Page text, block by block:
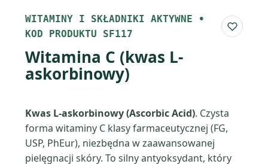
WITAMINY I SKŁADNIKI AKTYWNE •
KOD PRODUKTU SF117
Do
Witamina C (kwas L-
askorbinowy)
Kwas L-askorbinowy (Ascorbic Acid). Czysta
forma witaminy C klasy farmaceutycznej (FG,
USP, PhEur), niezbędna w zaawansowanej
pielęgnacji skóry. To silny antyoksydant, który